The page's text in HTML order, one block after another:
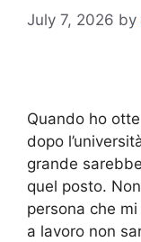
July 7, 2026 by
Quando ho
dopo
grande
quel posto.
persona che
a lavoro non